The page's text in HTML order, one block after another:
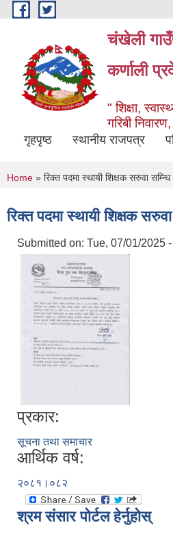
Skip to main content
चंखेली
कर्णाली
" शिक्षा,
गरिबी
गृहपृष्ठ स्थानीय राजपत्र
You are here
Home » रिक्त पदमा स्थायी शिक्षक सरुवा
रिक्त पदमा स्थायी शिक्षक
Submitted on: Tue, 07/01/2025
प्रकार:
सूचना तथा समाचार
आर्थिक वर्ष:
२०८१।०८२
श्रम संसार पोर्टल हेर्नुहोस्